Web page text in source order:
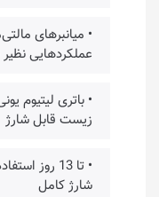
• میانبرهای
عملکردهایی
زیست قابل شارژ
• تا 13 روز
شارژ کامل